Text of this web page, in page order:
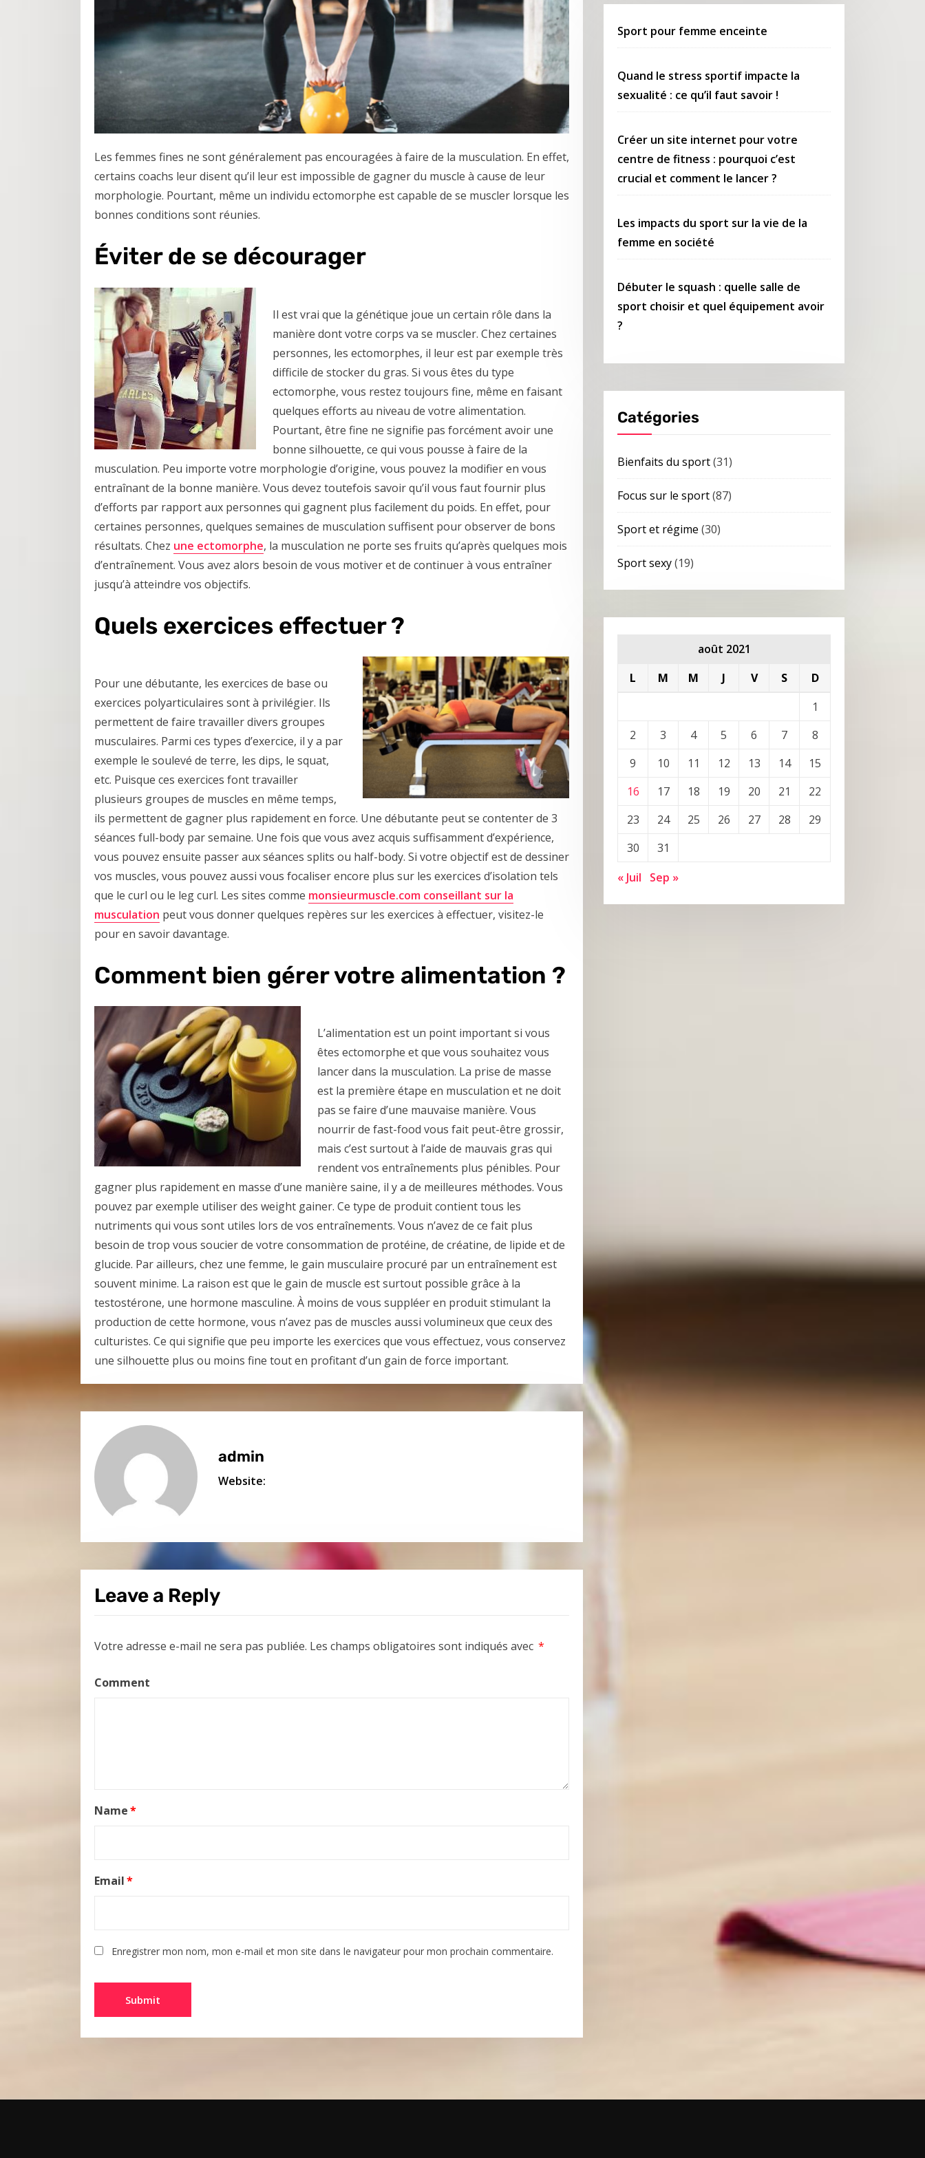
Les femmes fines ne sont généralement pas encouragées à faire de la musculation. En effet,
certains coachs leur disent qu’il leur est impossible de gagner du muscle à cause de leur
morphologie. Pourtant, même un individu ectomorphe est capable de se muscler lorsque les
bonnes conditions sont réunies.
Éviter de se décourager
Il est vrai que la génétique joue un certain rôle dans la
manière dont votre corps va se muscler. Chez certaines
personnes, les ectomorphes, il leur est par exemple très
difficile de stocker du gras. Si vous êtes du type
ectomorphe, vous restez toujours fine, même en faisant
quelques efforts au niveau de votre alimentation.
Pourtant, être fine ne signifie pas forcément avoir une
bonne silhouette, ce qui vous pousse à faire de la
musculation. Peu importe votre morphologie d’origine, vous pouvez la modifier en vous
entraînant de la bonne manière. Vous devez toutefois savoir qu’il vous faut fournir plus
d’efforts par rapport aux personnes qui gagnent plus facilement du poids. En effet, pour
certaines personnes, quelques semaines de musculation suffisent pour observer de bons
résultats. Chez une ectomorphe, la musculation ne porte ses fruits qu’après quelques mois
d’entraînement. Vous avez alors besoin de vous motiver et de continuer à vous entraîner
jusqu’à atteindre vos objectifs.
Quels exercices effectuer ?
Pour une débutante, les exercices de base ou
exercices polyarticulaires sont à privilégier. Ils
permettent de faire travailler divers groupes
musculaires. Parmi ces types d’exercice, il y a par
exemple le soulevé de terre, les dips, le squat,
etc. Puisque ces exercices font travailler
plusieurs groupes de muscles en même temps,
ils permettent de gagner plus rapidement en force. Une débutante peut se contenter de 3
séances full-body par semaine. Une fois que vous avez acquis suffisamment d’expérience,
vous pouvez ensuite passer aux séances splits ou half-body. Si votre objectif est de dessiner
vos muscles, vous pouvez aussi vous focaliser encore plus sur les exercices d’isolation tels
que le curl ou le leg curl. Les sites comme monsieurmuscle.com conseillant sur la
musculation peut vous donner quelques repères sur les exercices à effectuer, visitez-le
pour en savoir davantage.
Comment bien gérer votre alimentation ?
L’alimentation est un point important si vous
êtes ectomorphe et que vous souhaitez vous
lancer dans la musculation. La prise de masse
est la première étape en musculation et ne doit
pas se faire d’une mauvaise manière. Vous
nourrir de fast-food vous fait peut-être grossir,
mais c’est surtout à l’aide de mauvais gras qui
rendent vos entraînements plus pénibles. Pour
gagner plus rapidement en masse d’une manière saine, il y a de meilleures méthodes. Vous
pouvez par exemple utiliser des weight gainer. Ce type de produit contient tous les
nutriments qui vous sont utiles lors de vos entraînements. Vous n’avez de ce fait plus
besoin de trop vous soucier de votre consommation de protéine, de créatine, de lipide et de
glucide. Par ailleurs, chez une femme, le gain musculaire procuré par un entraînement est
souvent minime. La raison est que le gain de muscle est surtout possible grâce à la
testostérone, une hormone masculine. À moins de vous suppléer en produit stimulant la
production de cette hormone, vous n’avez pas de muscles aussi volumineux que ceux des
culturistes. Ce qui signifie que peu importe les exercices que vous effectuez, vous conservez
une silhouette plus ou moins fine tout en profitant d’un gain de force important.
admin
Website:
Leave a Reply
Votre adresse e-mail ne sera pas publiée. Les champs obligatoires sont indiqués avec *
Comment
Name*
Email*
Enregistrer mon nom, mon e-mail et mon site dans le navigateur pour mon prochain commentaire.
Sport pour femme enceinte
Quand le stress sportif impacte la
sexualité : ce qu’il faut savoir !
Créer un site internet pour votre
centre de fitness : pourquoi c’est
crucial et comment le lancer ?
Les impacts du sport sur la vie de la
femme en société
Débuter le squash : quelle salle de
sport choisir et quel équipement avoir
?
Catégories
Bienfaits du sport(31)
Focus sur le sport(87)
Sport et régime (30)
Sport sexy(19)
août 2021
L
M M J V S
D
1
2
3 4 5 6 7
8
9
10 11 12 13 14
15
16
17 18 19 20 21
22
23
24 25 26 27 28
29
30
31
« Juil
Sep »